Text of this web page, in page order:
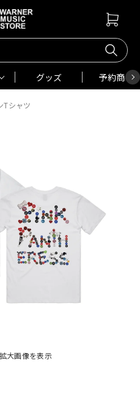
グッズ 予約商品
Tシャツ
大画像を表示